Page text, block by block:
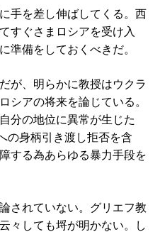
手を差し伸ばしてくる。西
すぐさまロシアを受け入
準備をしておくべきだ。
が、明らかに教授はウクラ
シアの将来を論じている。
分の地位に異常が生じた
の身柄引き渡し拒否を含
する為あらゆる暴力手段を
されていない。グリエフ教
々しても埒が明かない。し